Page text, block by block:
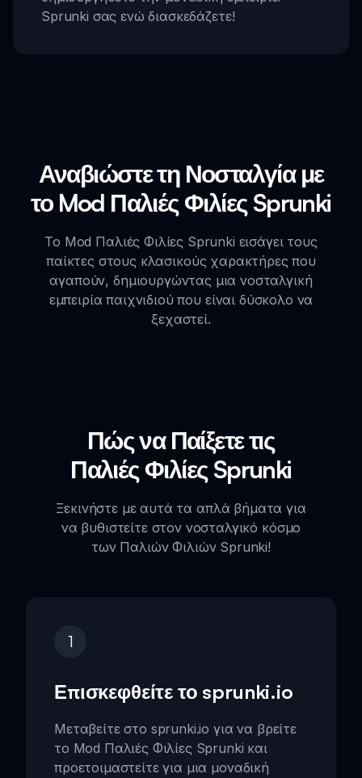
Sprunki σας ενώ διασκεδάζετε!
Αναβιώστε τη Νοσταλγία με
το Mod Παλιές Φιλίες Sprunki
Το Mod Παλιές Φιλίες Sprunki εισάγει τους
παίκτες στους κλασικούς χαρακτήρες που
αγαπούν, δημιουργώντας μια νοσταλγική
εμπειρία παιχνιδιού που είναι δύσκολο να
ξεχαστεί.
Πώς να Παίξετε τις
Παλιές Φιλίες Sprunki
Ξεκινήστε με αυτά τα απλά βήματα για
να βυθιστείτε στον νοσταλγικό κόσμο
των Παλιών Φιλιών Sprunki!
1
Επισκεφθείτε το sprunki.io
Μεταβείτε στο sprunki.io για να βρείτε
το Mod Παλιές Φιλίες Sprunki και
προετοιμαστείτε για μια μοναδική